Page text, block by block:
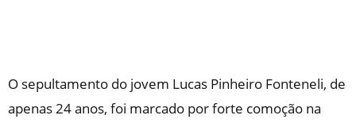
O sepultamento do jovem Lucas Pinheiro Fonteneli, de
apenas 24 anos, foi marcado por forte comoção na